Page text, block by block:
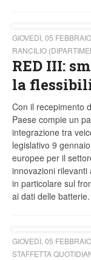
GIOVEDÌ, 05
RANCILIO
RED III:
la
Con il recepimento
Paese compie un
integrazione tra
legislativo 9
europee per il
innovazioni
in particolare sul
ai dati delle batterie.
GIOVEDÌ, 05
STAFFETTA